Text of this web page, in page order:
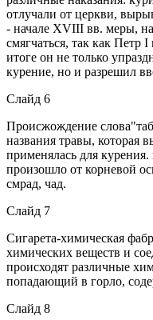
отлучали от церкви,
- начале XVIII вв. меры,
смягчаться, так как Петр
итоге он не только
курение, но и разрешил
Слайд 6
Происжождение
названия травы, которая
применялась для
произошло от корневой
смрад, чад.
Слайд 7
Сигарета-химическая
химических веществ и
происходят различные
попадающий в горло,
Слайд 8